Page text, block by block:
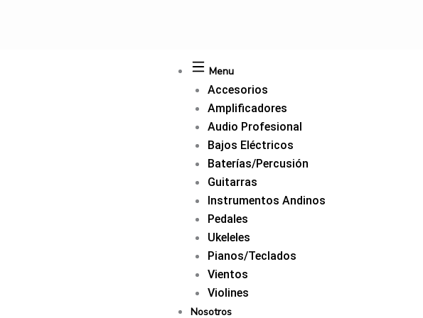
Menu
Accesorios
Amplificadores
Audio Profesional
Bajos Eléctricos
Baterías/Percusión
Guitarras
Instrumentos Andinos
Pedales
Ukeleles
Pianos/Teclados
Vientos
Violines
Nosotros